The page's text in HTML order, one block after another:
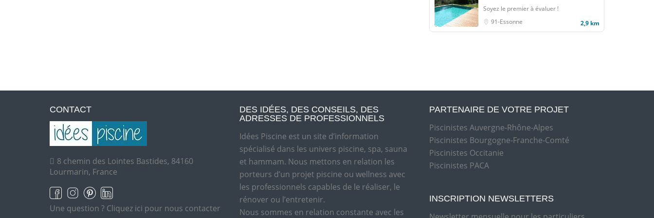
Soyez le premier à évaluer !
91-Essonne
2,9 km
CONTACT
8 chemin des Lointes Bastides, 84160
Lourmarin, France
Une question ? Cliquez ici pour nous contacter
DES IDÉES, DES CONSEILS, DES
ADRESSES DE PROFESSIONNELS
Idées Piscine est un site d’information
spécialisé dans les univers piscine, spa, sauna
et hammam. Nous mettons en relation les
porteurs d’un projet piscine ou wellness avec
les professionnels capables de le réaliser, le
rénover ou l’entretenir.
Nous sommes en relation constante avec les
PARTENAIRE DE VOTRE PROJET
Piscinistes Auvergne-Rhône-Alpes
Piscinistes Bourgogne-Franche-Comté
Piscinistes Occitanie
Piscinistes PACA
INSCRIPTION NEWSLETTERS